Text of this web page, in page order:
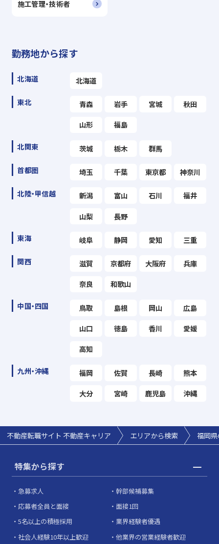
施工管理・技術者
勤務地から探す
北海道 北海道
東北 青森 岩手 宮城 秋田
山形 福島
北関東 茨城 栃木 群馬
首都圏 埼玉 千葉 東京都 神奈川
北陸・甲信越 新潟 富山 石川 福井
山梨 長野
東海 岐阜 静岡 愛知 三重
関西 滋賀 京都府 大阪府 兵庫
奈良 和歌山
中国・四国 鳥取 島根 岡山 広島
山口 徳島 香川 愛媛
高知
九州・沖縄 福岡 佐賀 長崎 熊本
大分 宮崎 鹿児島 沖縄
不動産転職サイト 不動産キャリア エリアから検索 福岡
特集から探す
急募求人
幹部候補募集
応募者全員と面接
面接1回
5名以上の積極採用
業界経験者優遇
社会人経験10年以上歓迎
他業界の営業経験者歓迎